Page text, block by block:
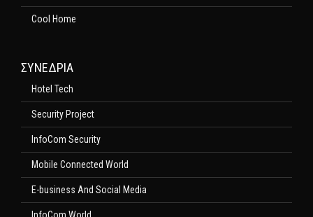
Cool Home
ΣΥΝΕΔΡΙΑ
Hotel Tech
Security Project
InfoCom Security
Mobile Connected World
E-business And Social Media